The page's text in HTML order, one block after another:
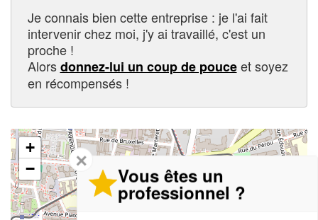
Je connais bien cette entreprise : je l'ai fait
intervenir chez moi, j'y ai travaillé, c'est un
proche !
Alorsdonnez-lui un coup de pouceet soyez
en récompensés !
+
−
✕
Vous êtes un
professionnel ?